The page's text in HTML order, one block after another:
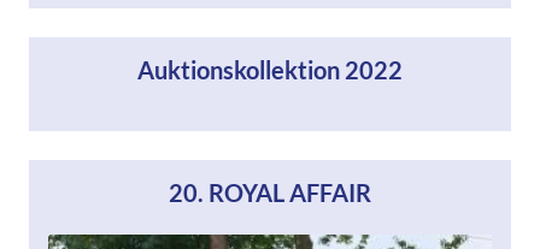
Auktionskollektion 2022
20. ROYAL AFFAIR